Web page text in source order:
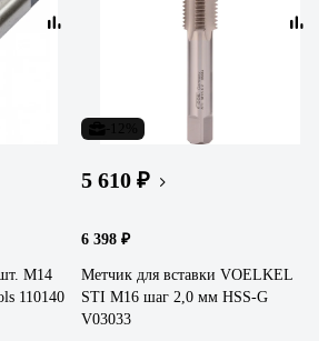
M14
110140
5 610 ₽
6 398 ₽
Метчик для вставки VOELKEL
STI М16 шаг 2,0 мм HSS-G
V03033